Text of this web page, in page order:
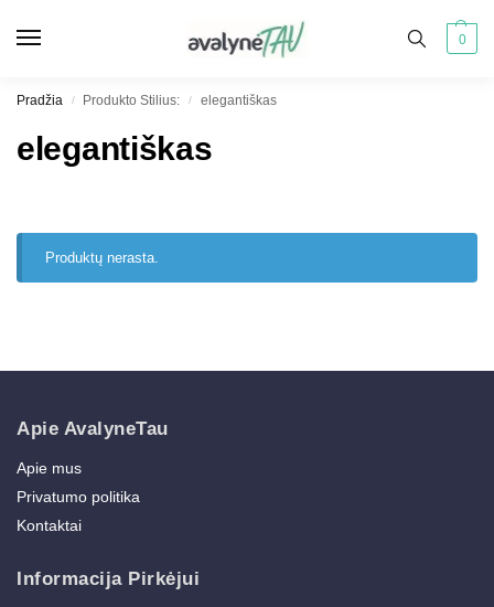
0
Pradžia / Produkto Stilius: / elegantiškas
elegantiškas
Produktų nerasta.
Apie AvalyneTau
Apie mus
Privatumo politika
Kontaktai
Informacija Pirkėjui